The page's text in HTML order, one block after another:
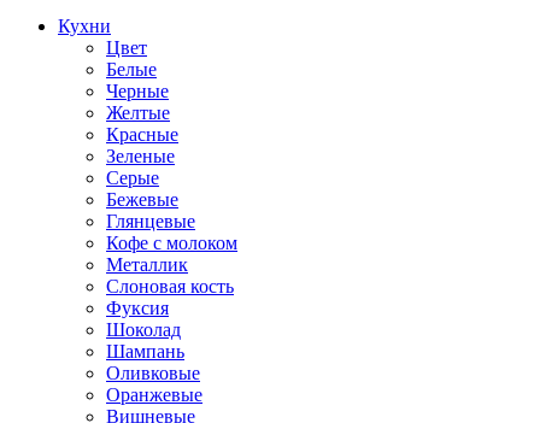
Кухни
Цвет
Белые
Черные
Желтые
Красные
Зеленые
Серые
Бежевые
Глянцевые
Кофе с молоком
Металлик
Слоновая кость
Фуксия
Шоколад
Шампань
Оливковые
Оранжевые
Вишневые